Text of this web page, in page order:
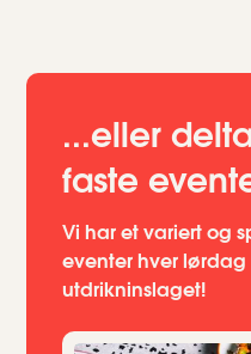
...eller
faste
Vi har et variert og
eventer hver lørdag
utdrikninslaget!